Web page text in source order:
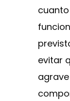
evitar